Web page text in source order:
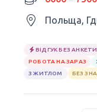
Польща,
ВІДГУК БЕЗ АНКЕТИ
РОБОТА НА ЗАРАЗ
З ЖИТЛОМ
БЕЗ